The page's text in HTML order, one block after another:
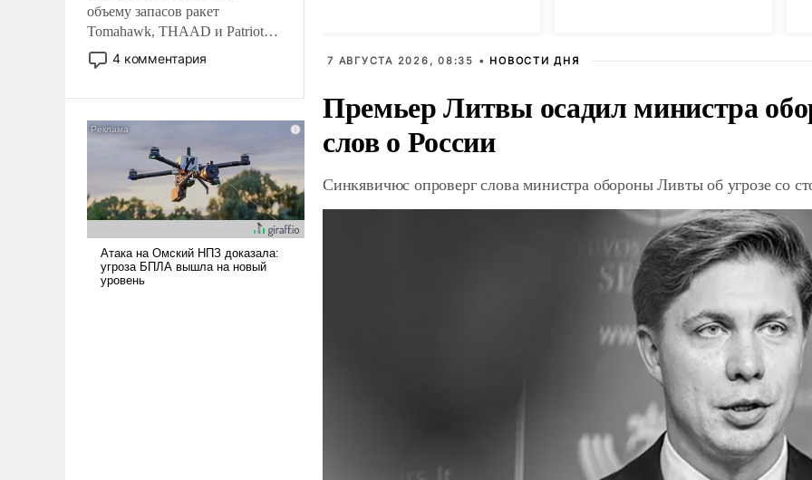
объему запасов ракет
Tomahawk, THAAD и Patriot
США потребуется более трех
лет. Даже небольшая война с
Сложившаяся ситуация
означает многолетний период
уязвимости США, например,
перед Китаем.
4 комментария 7 АВГУСТА 2026, 08:35 • НОВОСТИ ДНЯ
Премьер Литвы осадил министра
слов о России
Синкявичюс опроверг слова министра обороны Ливты об угрозе со